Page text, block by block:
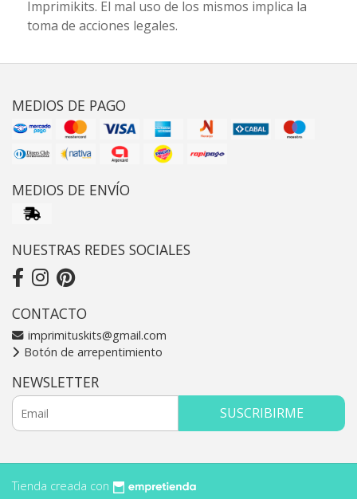
Imprimikits. El mal uso de los mismos implica la
toma de acciones legales.
MEDIOS DE PAGO
MEDIOS DE ENVÍO
NUESTRAS REDES SOCIALES
CONTACTO
imprimituskits@gmail.com
Botón de arrepentimiento
NEWSLETTER
SUSCRIBIRME
Tienda creada con